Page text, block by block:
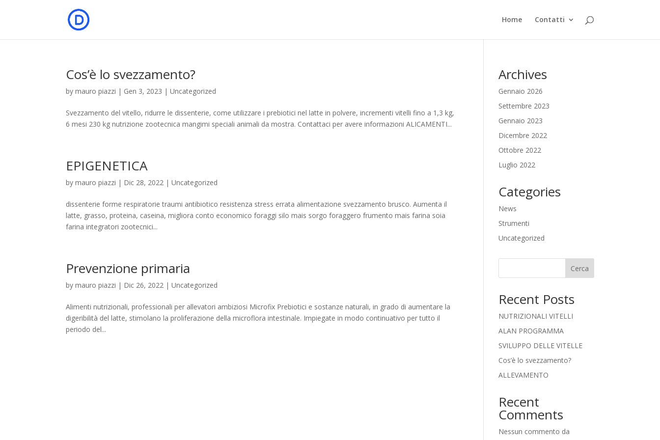
Home Contatti
Cos’è lo svezzamento?
bymauro piazzi | Gen 3, 2023 |Uncategorized
Svezzamento del vitello, ridurre le dissenterie, come utilizzare i prebiotici nel latte in polvere, incrementi vitelli fino a 1,3 kg,
6 mesi 230 kg nutrizione zootecnica mangimi speciali animali da mostra. Contattaci per avere informazioni ALICAMENTI...
EPIGENETICA
bymauro piazzi | Dic 28, 2022 |Uncategorized
dissenterie forme respiratorie traumi antibiotico resistenza stress errata alimentazione svezzamento brusco. Aumenta il
latte, grasso, proteina, caseina, migliora conto economico foraggi silo mais sorgo foraggero frumento mais farina soia
farina integratori zootecnici...
Prevenzione primaria
bymauro piazzi | Dic 26, 2022 |Uncategorized
Alimenti nutrizionali, professionali per allevatori ambiziosi Microfix Prebiotici e sostanze naturali, in grado di aumentare la
digeribilità del latte, stimolano la proliferazione della microflora intestinale. Impiegate in modo continuativo per tutto il
periodo del...
Archives
Gennaio 2026
Settembre 2023
Gennaio 2023
Dicembre 2022
Ottobre 2022
Luglio 2022
Categories
News
Strumenti
Uncategorized
Cerca
Recent Posts
NUTRIZIONALI VITELLI
ALAN PROGRAMMA
SVILUPPO DELLE VITELLE
Cos’è lo svezzamento?
ALLEVAMENTO
Recent
Comments
Nessun commento da